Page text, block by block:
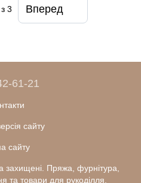
з 3 Вперед
61-21
сайту
сайту
захищені. Пряжа, фурнітура,
та товари для рукоділля.